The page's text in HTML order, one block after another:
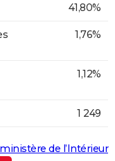
41,80%
1,76%
1,12%
1 249
ministère de l’Intérieur